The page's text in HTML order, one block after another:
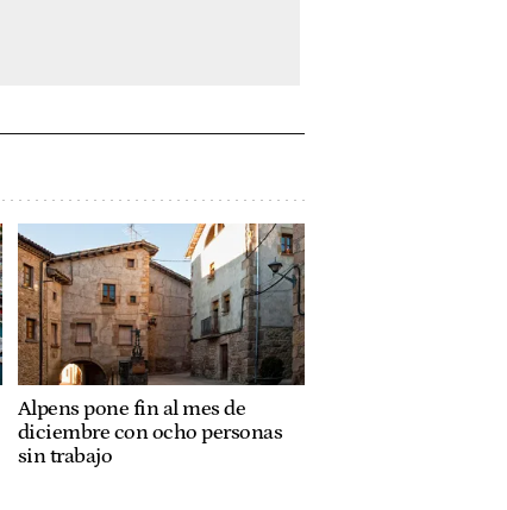
Alpens pone fin al mes de
diciembre con ocho personas
sin trabajo